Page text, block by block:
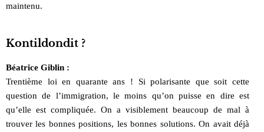
maintenu.
Kontildondit ?
Béatrice Giblin :
Trentième loi en quarante ans ! Si polarisante que soit cette
question de l’immigration, le moins qu’on puisse en dire est
qu’elle est compliquée. On a visiblement beaucoup de mal à
trouver les bonnes positions, les bonnes solutions. On avait déjà